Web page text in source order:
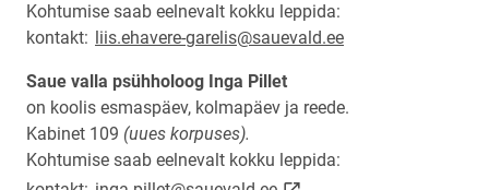
Kohtumise saab eelnevalt kokku leppida:
kontakt: liis.ehavere-garelis@sauevald.ee
Saue valla psühholoog Inga Pillet
on koolis esmaspäev, kolmapäev ja reede.
Kabinet 109 (uues korpuses).
Kohtumise saab eelnevalt kokku leppida:
link opens on new page